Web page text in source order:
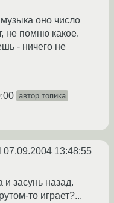
оно число
не помню какое.
- ничего не
автор топика
07.09.2004 13:48:55
и засунь назад.
то играет?...